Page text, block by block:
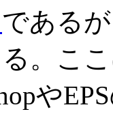
である
。こ
や